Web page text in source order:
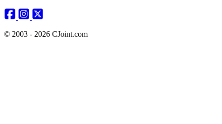
© 2003 - 2026 CJoint.com